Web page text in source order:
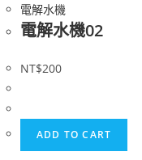
電解水機
電解水機02
NT$200
ADD TO CART